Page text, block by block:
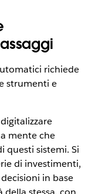
richiede
strumenti e
mente che
questi sistemi. Si
di investimenti,
in base